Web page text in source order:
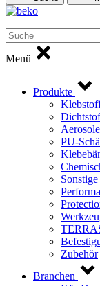
Menü
Produkte
Aerosole
PU-
Zubehör
Branchen